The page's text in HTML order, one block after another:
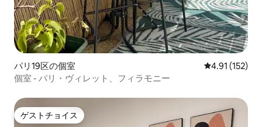
パリ19区の個室 レビュー152
4.91 (152)
個室 - パリ・ヴィレット、フィラモニー
ゲストチョイス
ゲストチョイス